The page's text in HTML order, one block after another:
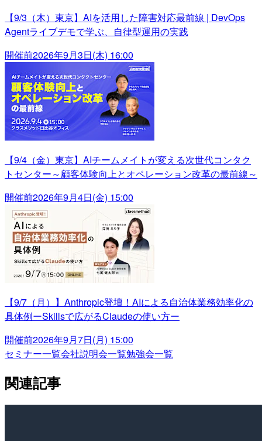
【9/3（木）東京】AIを活用した障害対応最前線 | DevOps
Agentライブデモで学ぶ、自律型運用の実践
開催前2026年9月3日(木) 16:00
【9/4（金）東京】AIチームメイトが変える次世代コンタク
トセンター～顧客体験向上とオペレーション改革の最前線～
開催前2026年9月4日(金) 15:00
【9/7（月）】Anthropic登壇！AIによる自治体業務効率化の
具体例ーSkillsで広がるClaudeの使い方ー
開催前2026年9月7日(月) 15:00
セミナー一覧会社説明会一覧勉強会一覧
関連記事